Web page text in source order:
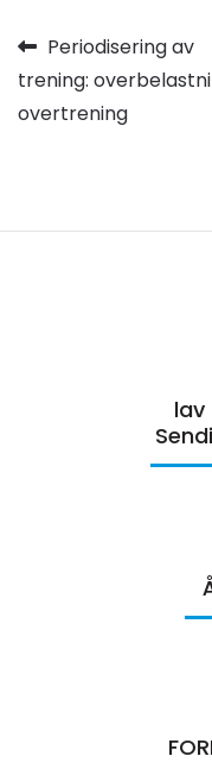
Forrige
innlegg:
Periodisering av
trening:
overtrening
lav